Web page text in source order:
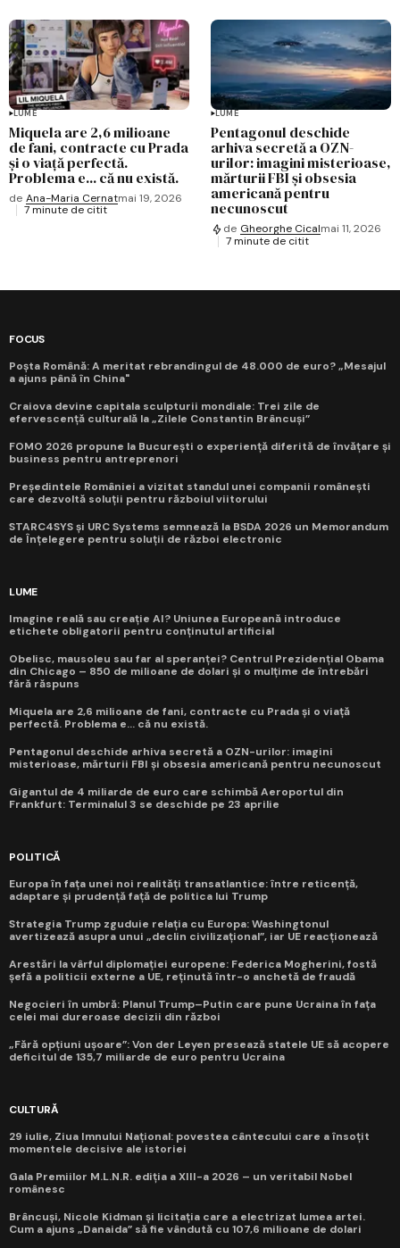
LUME
Miquela are 2,6 milioane
de fani, contracte cu Prada
și o viață perfectă.
Problema e... că nu există.
de Ana-Maria Cernatmai 19, 2026
7 minute de citit
LUME
Pentagonul deschide
arhiva secretă a OZN-
urilor: imagini misterioase,
mărturii FBI și obsesia
americană pentru
necunoscut
de Gheorghe Cicalmai 11, 2026
7 minute de citit
FOCUS
Poșta Română: A meritat rebrandingul de 48.000 de euro? „Mesajul
a ajuns până în China"
Craiova devine capitala sculpturii mondiale: Trei zile de
efervescență culturală la „Zilele Constantin Brâncuși”
FOMO 2026 propune la București o experiență diferită de învățare și
business pentru antreprenori
Președintele României a vizitat standul unei companii românești
care dezvoltă soluții pentru războiul viitorului
STARC4SYS și URC Systems semnează la BSDA 2026 un Memorandum
de Înțelegere pentru soluții de război electronic
LUME
Imagine reală sau creație AI? Uniunea Europeană introduce
etichete obligatorii pentru conținutul artificial
Obelisc, mausoleu sau far al speranței? Centrul Prezidențial Obama
din Chicago – 850 de milioane de dolari și o mulțime de întrebări
fără răspuns
Miquela are 2,6 milioane de fani, contracte cu Prada și o viață
perfectă. Problema e... că nu există.
Pentagonul deschide arhiva secretă a OZN-urilor: imagini
misterioase, mărturii FBI și obsesia americană pentru necunoscut
Gigantul de 4 miliarde de euro care schimbă Aeroportul din
Frankfurt: Terminalul 3 se deschide pe 23 aprilie
POLITICĂ
Europa în fața unei noi realități transatlantice: între reticență,
adaptare și prudență față de politica lui Trump
Strategia Trump zguduie relația cu Europa: Washingtonul
avertizează asupra unui „declin civilizațional”, iar UE reacționează
Arestări la vârful diplomației europene: Federica Mogherini, fostă
șefă a politicii externe a UE, reținută într-o anchetă de fraudă
Negocieri în umbră: Planul Trump–Putin care pune Ucraina în fața
celei mai dureroase decizii din război
„Fără opțiuni ușoare”: Von der Leyen presează statele UE să acopere
deficitul de 135,7 miliarde de euro pentru Ucraina
CULTURĂ
29 iulie, Ziua Imnului Național: povestea cântecului care a însoțit
momentele decisive ale istoriei
Gala Premiilor M.L.N.R. ediția a XIII-a 2026 – un veritabil Nobel
românesc
Brâncuși, Nicole Kidman și licitația care a electrizat lumea artei.
Cum a ajuns „Danaida” să fie vândută cu 107,6 milioane de dolari